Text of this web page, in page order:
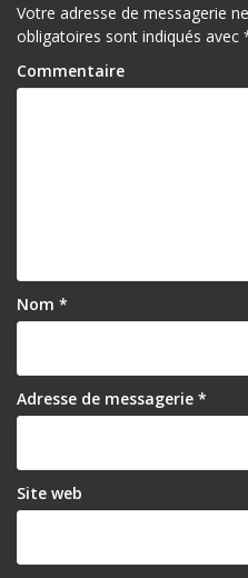
Votre adresse de messagerie
obligatoires sont indiqués avec
Commentaire
Nom *
Adresse de messagerie *
Site web